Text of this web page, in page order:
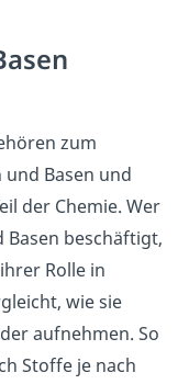
zum
Basen und
der Chemie. Wer
Basen beschäftigt,
Rolle in
wie sie
aufnehmen. So
Stoffe je nach